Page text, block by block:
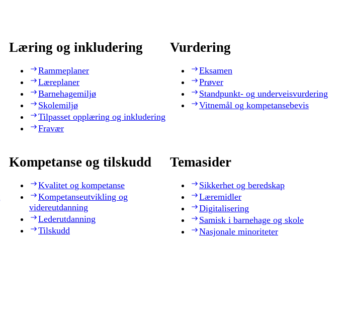
Læring og inkludering
Rammeplaner
Læreplaner
Barnehagemiljø
Skolemiljø
Tilpasset opplæring og inkludering
Fravær
Vurdering
Eksamen
Prøver
Standpunkt- og underveisvurdering
Vitnemål og kompetansebevis
Kompetanse og tilskudd
Kvalitet og kompetanse
Kompetanseutvikling og
videreutdanning
Lederutdanning
Tilskudd
Temasider
Sikkerhet og beredskap
Læremidler
Digitalisering
Samisk i barnehage og skole
Nasjonale minoriteter